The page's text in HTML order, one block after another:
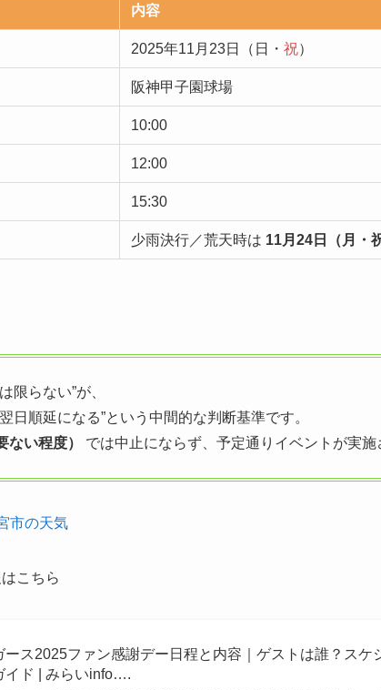
内容
2025年11月23日（日・ 祝）
阪神甲子園球場
10:00
12:00
15:30
少雨決行／荒天時は 11月24日（月・
限らない”が、
日順延になる”という中間的な判断基準です。
い程度）
では中止にならず、予定通りイベントが実施
市の天気
こちら
ース2025ファン感謝デー日程と内容｜ゲストは誰？スケ
イド | みらいinfo….